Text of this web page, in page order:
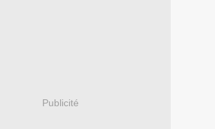
Publicité